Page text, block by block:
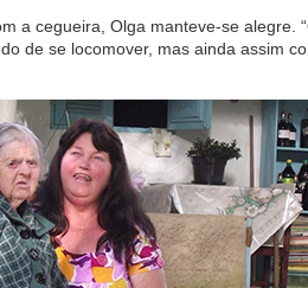
a cegueira, Olga manteve-se alegre.
de se locomover, mas ainda assim